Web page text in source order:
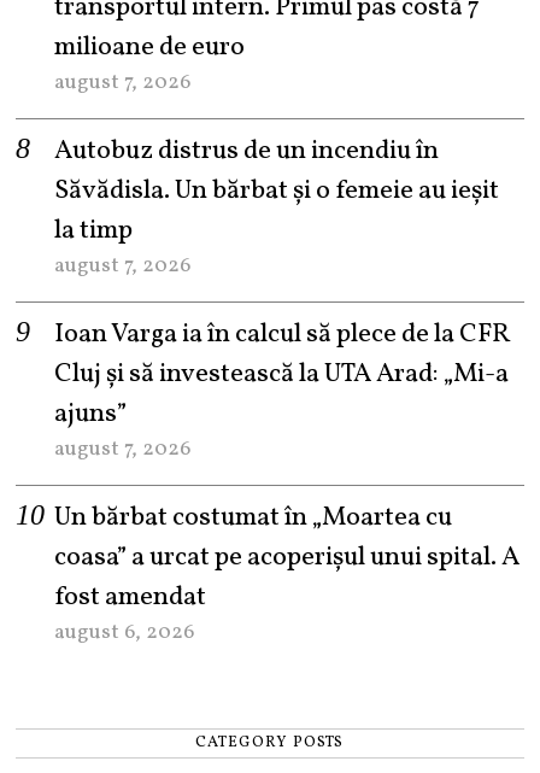
milioane de euro
august 7, 2026
Autobuz distrus de un incendiu în
Săvădisla. Un bărbat și o femeie au ieșit
la timp
august 7, 2026
Ioan Varga ia în calcul să plece de la CFR
Cluj și să investească la UTA Arad: „Mi-a
ajuns”
august 7, 2026
Un bărbat costumat în „Moartea cu
coasa” a urcat pe acoperișul unui spital. A
fost amendat
august 6, 2026
CATEGORY POSTS